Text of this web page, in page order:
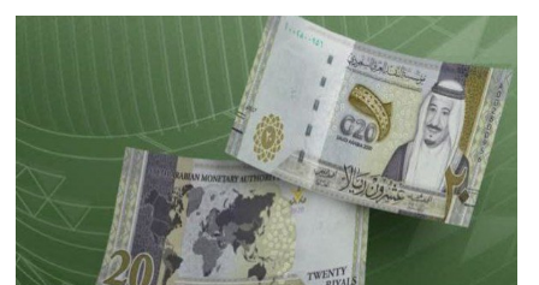
ديكور
أخبار
إعلام